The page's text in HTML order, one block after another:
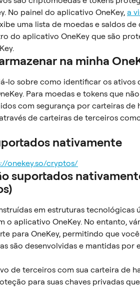
No painel do aplicativo OneKey, a
uma lista de moedas e saldos de
do aplicativo OneKey que são
na minha
lo sobre como identificar os ativos
Para moedas e tokens que
com segurança por carteiras de
de carteiras de terceiros
nativamente
onekey.so/cryptos/
suportados
em estruturas tecnológicas
o aplicativo OneKey. No entanto,
para OneKey, permitindo que
são desenvolvidas e mantidas por
de terceiros com sua carteira de
para suas chaves privadas